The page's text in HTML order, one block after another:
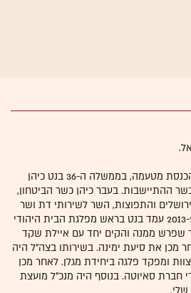
היה יו"ר מפלגת ימינה וחבר הכנסת מטעמה, בממשלה ה-36 בנט כיהן
ההתיישבות. בעבר כיהן כשר הביטחון,
והתפוצות, השר לשירותי דת ושר
הדיגיטל הלאומי. בשנים 2013-2018 עמד בנט בראש מפלגת הבית היהודי
שפרש ממנה והקים יחד עם איילת שקד
מכן את סיעת ימינה. בשירותו בצה"ל היה
ומפקד פלגה ביחידת מגלן. לאחר מכן
חברת סאיוטה. בנוסף היה מנכ"ל מועצת